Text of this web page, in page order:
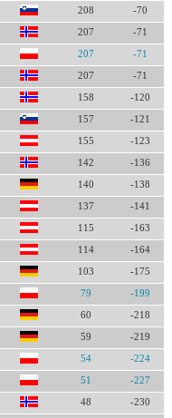
208 -70
207 -71
207 -71
207 -71
158 -120
157 -121
155 -123
142 -136
140 -138
137 -141
115 -163
114 -164
103 -175
79 -199
60 -218
59 -219
54 -224
51 -227
48 -230